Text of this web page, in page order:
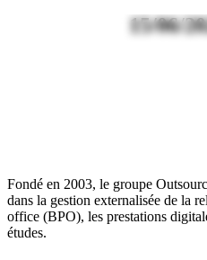
15/06/
Fondé en 2003, le groupe
dans la gestion externalisée de la
office (BPO), les prestations
études.